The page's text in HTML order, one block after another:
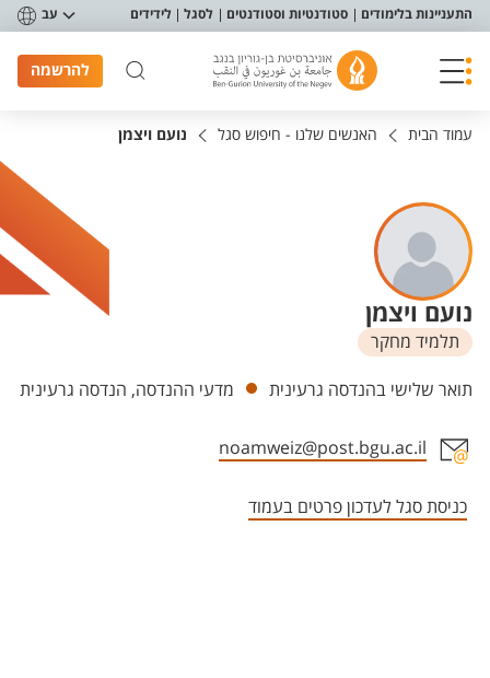
תפריט נגישות
התעניינות בלימודים סטודנטיות וסטודנטים לסגל לידידים עב
להרשמה
עמוד הבית האנשים שלנו - חיפוש סגל נועם ויצמן
נועם ויצמן
תלמיד מחקר
יחידות
תואר שלישי בהנדסה גרעינית מדעי ההנדסה, הנדסה גרעינית
noamweiz@post.bgu.ac.il
כניסת סגל לעדכון פרטים בעמוד